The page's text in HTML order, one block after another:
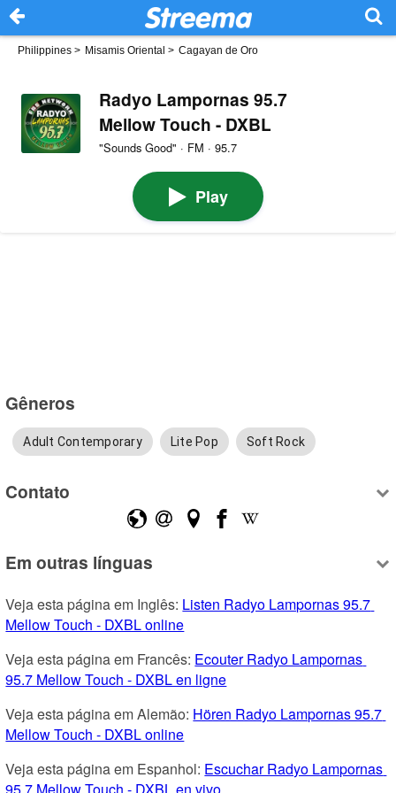
Philippines > Misamis Oriental > Cagayan de Oro
Radyo Lampornas 95.7
Mellow Touch - DXBL
"Sounds Good" · FM · 95.7
Play
Gêneros
Adult Contemporary Lite Pop Soft Rock
Contato
Em outras línguas
Veja esta página em Inglês: Listen Radyo Lampornas 95.7
Mellow Touch - DXBL online
Veja esta página em Francês: Ecouter Radyo Lampornas
95.7 Mellow Touch - DXBL en ligne
Veja esta página em Alemão: Hören Radyo Lampornas 95.7
Mellow Touch - DXBL online
Veja esta página em Espanhol: Escuchar Radyo Lampornas
95.7 Mellow Touch - DXBL en vivo